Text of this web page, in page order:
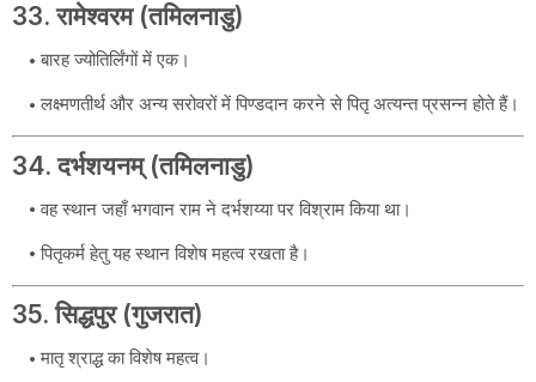
33. रामेश्वरम (तमिलनाडु)
बारह ज्योतिर्लिंगों में एक।
लक्ष्मणतीर्थ और अन्य सरोवरों में पिण्डदान करने से पितृ अत्यन्त प्रसन्न होते हैं।
34. दर्भशयनम् (तमिलनाडु)
वह स्थान जहाँ भगवान राम ने दर्भशय्या पर विश्राम किया था।
पितृकर्म हेतु यह स्थान विशेष महत्व रखता है।
35. सिद्धपुर (गुजरात)
मातृ श्राद्ध का विशेष महत्व।